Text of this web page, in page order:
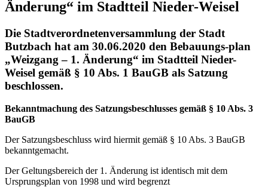
Änderung“ im Stadtteil Nieder-Weisel
Die Stadtverordnetenversammlung der Stadt
Butzbach hat am 30.06.2020 den Bebauungs-plan
„Weizgang – 1. Änderung“ im Stadtteil Nieder-
Weisel gemäß § 10 Abs. 1 BauGB als Satzung
beschlossen.
Bekanntmachung des Satzungsbeschlusses gemäß § 10 Abs. 3
BauGB
Der Satzungsbeschluss wird hiermit gemäß § 10 Abs. 3 BauGB
bekanntgemacht.
Der Geltungsbereich der 1. Änderung ist identisch mit dem
Ursprungsplan von 1998 und wird begrenzt